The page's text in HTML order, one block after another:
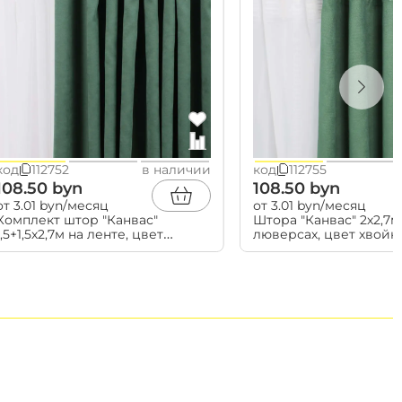
Посуда
столовая
для напитков
для сервировки
формы для запекания
подносы, салфетницы
78.3
13.05 BYN
6
0 BYN
характер. Выбрать способ оплаты
заказа
112752 в наличии
byn
3.01 byn/месяц
штор "Канвас"
на ленте, цвет
(арт.906-588)
код 112755
108.50 byn
от 3.01 byn/месяц
Штора "Канвас"
люверсах, цвет
(арт.906-588)